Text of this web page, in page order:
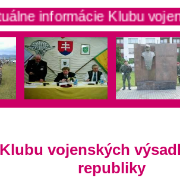
informácie Klubu
vojenských
republiky